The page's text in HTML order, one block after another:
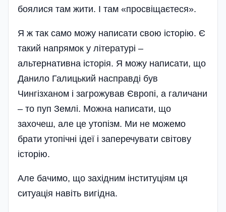
боялися там жити. І там «просвіщаєтеся».
Я ж так само можу написати свою історію. Є
такий напрямок у літературі –
альтернативна історія. Я можу написати, що
Данило Галицький насправді був
Чингізханом і загрожував Європі, а галичани
– то пуп Землі. Можна написати, що
захочеш, але це утопізм. Ми не можемо
брати утопічні ідеї і заперечувати світову
історію.
Але бачимо, що західним інституціям ця
ситуація навіть вигідна.